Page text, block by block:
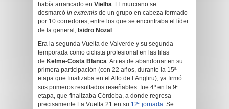
había arrancado en Vielha. El murciano se
desmarcó in extremis de un grupo en cabeza formado
por 10 corredores, entre los que se encontraba el líder
de la general, Isidro Nozal .
Era la segunda Vuelta de Valverde y su segunda
temporada como ciclista profesional en las filas
de Kelme-Costa Blanca. Antes de abandonar en su
primera participación (con 22 años, durante la 15ª
etapa que finalizaba en el Alto de l’Angliru), ya firmó
sus primeros resultados reseñables: fue 4º en la 9ª
etapa, que finalizaba Córdoba, a donde regresa
precisamente La Vuelta 21 en su 12ª jornada. Se